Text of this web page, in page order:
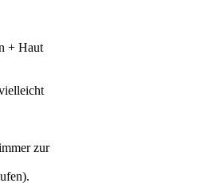
+ Haut
zur